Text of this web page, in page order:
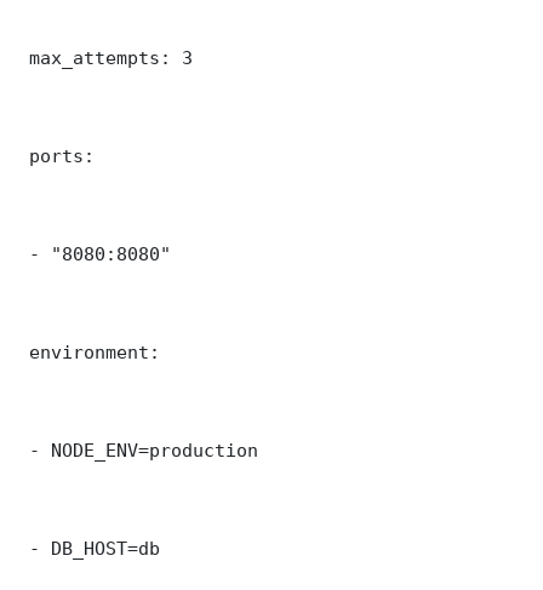
max_attempts: 3
ports:
- "8080:8080"
environment:
- NODE_ENV=production
- DB_HOST=db